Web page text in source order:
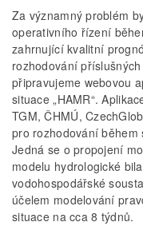
Za významný problém
operativního řízení
zahrnující kvalitní
rozhodování
připravujeme webovou
situace „HAMR“.
TGM, ČHMÚ,
pro rozhodování
Jedná se o propojení
modelu hydrologické
vodohospodářské
účelem modelování
situace na cca 8 týdnů.